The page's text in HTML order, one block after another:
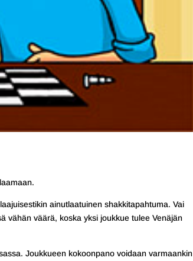
ainutlaatuinen shakkitapahtuma. Vai
vähän väärä, koska yksi joukkue tulee Venäjän
Joukkueen kokoonpano voidaan varmaankin